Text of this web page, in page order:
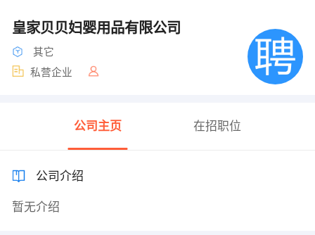
皇家贝贝妇婴用品有限公司
其它
私营企业
公司主页 在招职位
公司介绍
暂无介绍